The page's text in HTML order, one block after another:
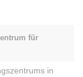
für
in